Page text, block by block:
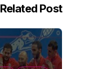
Related Post